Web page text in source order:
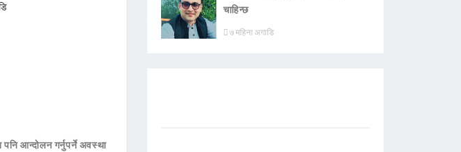
पनि आन्दोलन गर्नुपर्ने अवस्था
चाहिन्छ
७ महिना अगाडि